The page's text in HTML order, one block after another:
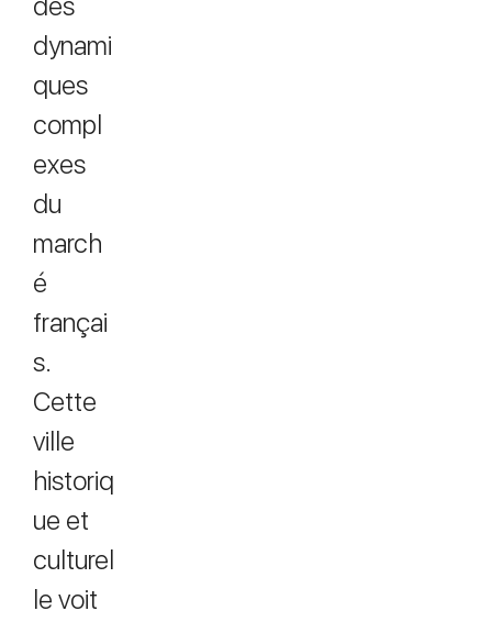
dynami
ques
compl
exes
du
march
é
françai
s.
Cette
ville
historiq
ue et
culturel
le voit